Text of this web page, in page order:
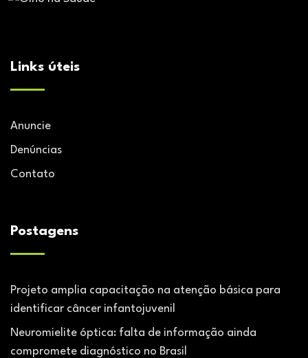
Links úteis
Anuncie
Denúncias
Contato
Postagens
Projeto amplia capacitação na atenção básica para
identificar câncer infantojuvenil
Neuromielite óptica: falta de informação ainda
compromete diagnóstico no Brasil